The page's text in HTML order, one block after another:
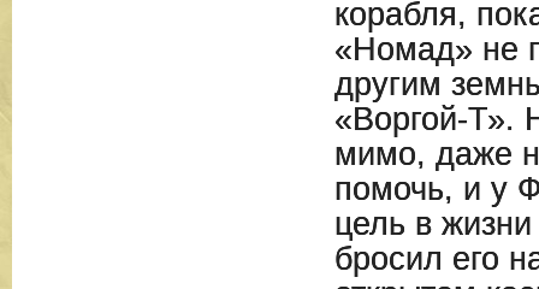
корабля,
«Номад» не
другим
«Воргой-Т».
мимо, даже
помочь, и у
цель в
бросил его